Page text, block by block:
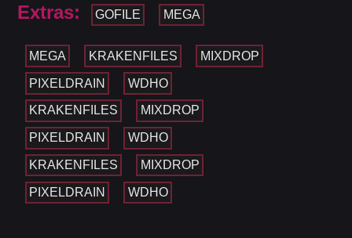
Extras: GOFILE MEGA
MEGA KRAKENFILES MIXDROP
PIXELDRAIN WDHO
KRAKENFILES MIXDROP
PIXELDRAIN WDHO
KRAKENFILES MIXDROP
PIXELDRAIN WDHO